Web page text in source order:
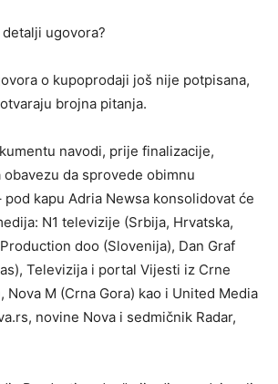
ugovora?
o kupoprodaji još nije potpisana,
brojna pitanja.
navodi, prije finalizacije,
obavezu da sprovede obimnu
pod kapu Adria Newsa konsolidovat će
N1 televizije (Srbija, Hrvatska,
doo (Slovenija), Dan Graf
Televizija i portal Vijesti iz Crne
Nova M (Crna Gora) kao i United Media
novine Nova i sedmičnik Radar,